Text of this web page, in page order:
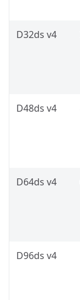
D32ds v4
D48ds v4
D64ds v4
D96ds v4